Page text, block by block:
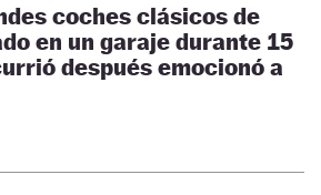
coches clásicos de
en un garaje durante 15
después emocionó a